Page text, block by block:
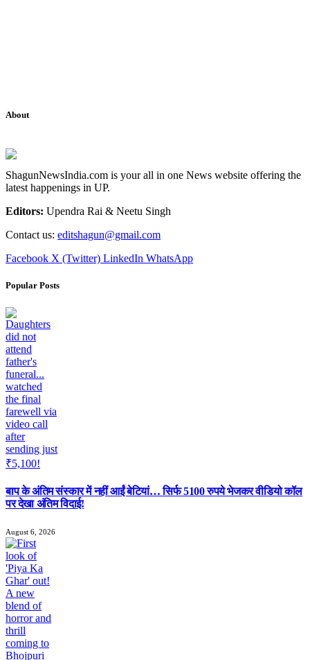
About
ShagunNewsIndia.com is your all in one News website offering the
latest happenings in UP.
Editors: Upendra Rai & Neetu Singh
Contact us: editshagun@gmail.com
Facebook X (Twitter) LinkedIn WhatsApp
Popular Posts
बाप के अंतिम संस्कार में नहीं आईं बेटियां… सिर्फ 5100 रुपये भेजकर वीडियो कॉल
पर देखा अंतिम विदाई!
August 6, 2026